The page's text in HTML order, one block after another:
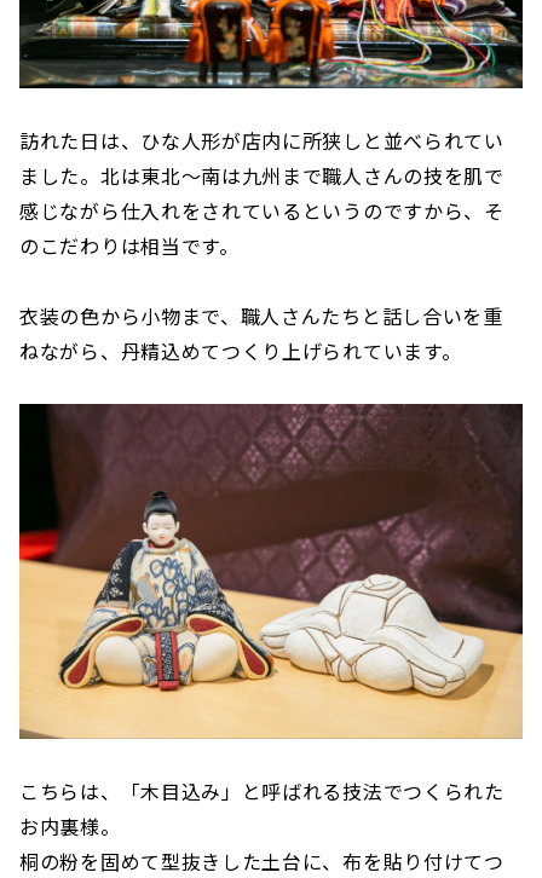
訪れた日は、ひな人形が店内に所狭しと並べられてい
ました。北は東北～南は九州まで職人さんの技を肌で
感じながら仕入れをされているというのですから、そ
のこだわりは相当です。
衣装の色から小物まで、職人さんたちと話し合いを重
ねながら、丹精込めてつくり上げられています。
こちらは、「木目込み」と呼ばれる技法でつくられた
お内裏様。
桐の粉を固めて型抜きした土台に、布を貼り付けてつ